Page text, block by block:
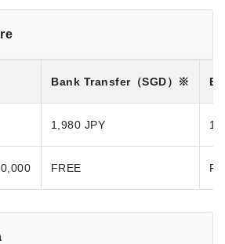
Bank Transfer（SGD）※
1,980 JPY
FREE